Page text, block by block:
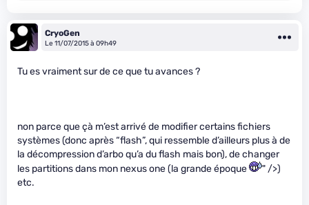
CryoGen
Le 11/07/2015 à 09h49
Tu es vraiment sur de ce que tu avances ?
non parce que çà m’est arrivé de modifier certains fichiers
systèmes (donc après “flash”, qui ressemble d’ailleurs plus à de
la décompression d’arbo qu’a du flash mais bon), de changer
les partitions dans mon nexus one (la grande époque
" />)
etc.